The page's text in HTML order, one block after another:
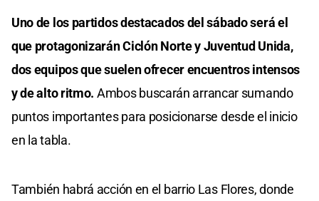
Uno de los partidos destacados del sábado será el
que protagonizarán Ciclón Norte y Juventud Unida,
dos equipos que suelen ofrecer encuentros intensos
y de alto ritmo. Ambos buscarán arrancar sumando
puntos importantes para posicionarse desde el inicio
en la tabla.
También habrá acción en el barrio Las Flores, donde